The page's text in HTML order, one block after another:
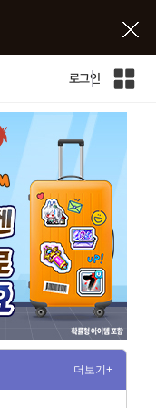
로그인
인
더보기+